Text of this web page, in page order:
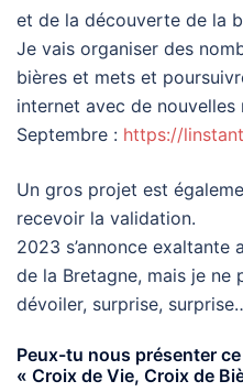
et de la découverte de la
Je vais organiser des
bières et mets et
internet avec de
Septembre : https://
Un gros projet est
recevoir la validation.
2023 s’annonce exaltante
de la Bretagne, mais je ne
dévoiler, surprise,
Peux-tu nous présenter
« Croix de Vie, Croix de